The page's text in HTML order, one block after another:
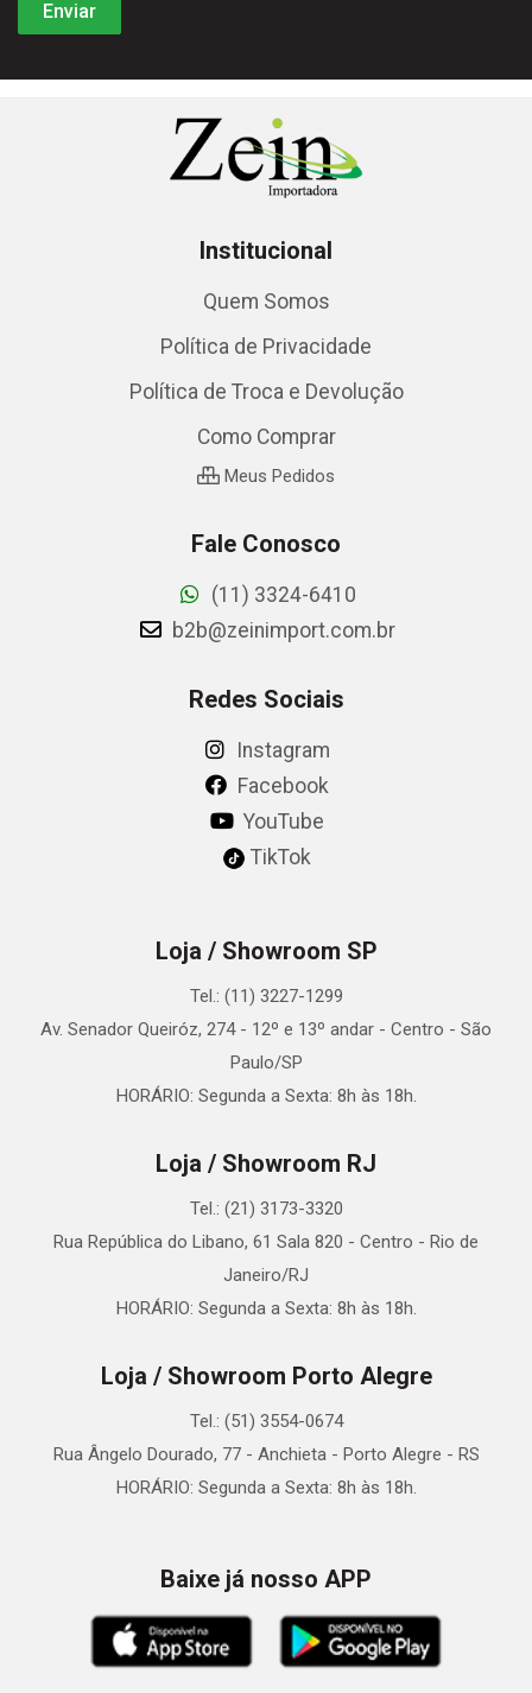
Institucional
Quem Somos
Política de Privacidade
Política de Troca e Devolução
Como Comprar
Meus Pedidos
Fale Conosco
(11) 3324-6410
b2b@zeinimport.com.br
Redes Sociais
Instagram
Facebook
YouTube
TikTok
Loja / Showroom SP
Tel.: (11) 3227-1299
Av. Senador Queiróz, 274 - 12º e 13º andar - Centro - São
Paulo/SP
HORÁRIO: Segunda a Sexta: 8h às 18h.
Loja / Showroom RJ
Tel.: (21) 3173-3320
Rua República do Libano, 61 Sala 820 - Centro - Rio de
Janeiro/RJ
HORÁRIO: Segunda a Sexta: 8h às 18h.
Loja / Showroom Porto Alegre
Tel.: (51) 3554-0674
Rua Ângelo Dourado, 77 - Anchieta - Porto Alegre - RS
HORÁRIO: Segunda a Sexta: 8h às 18h.
Baixe já nosso APP